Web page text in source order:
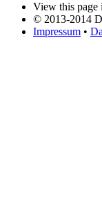
View this page
© 2013-2014
Impressum •